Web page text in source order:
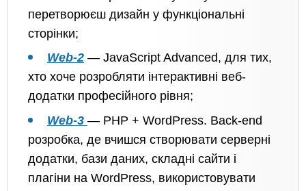
перетворюєш дизайн у функціональні
сторінки;
Web-2 — JavaScript Advanced, для тих,
хто хоче розробляти інтерактивні веб-
додатки професійного рівня;
Web-3 — PHP + WordPress. Back-end
розробка, де вчишся створювати серверні
додатки, бази даних, складні сайти і
плагіни на WordPress, використовувати